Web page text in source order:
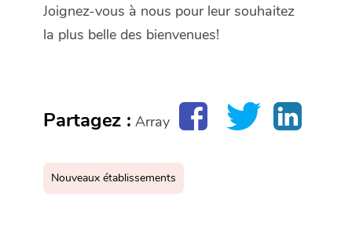
Joignez-vous à nous pour leur souhaitez
la plus belle des bienvenues!
Partagez : Array
Nouveaux établissements